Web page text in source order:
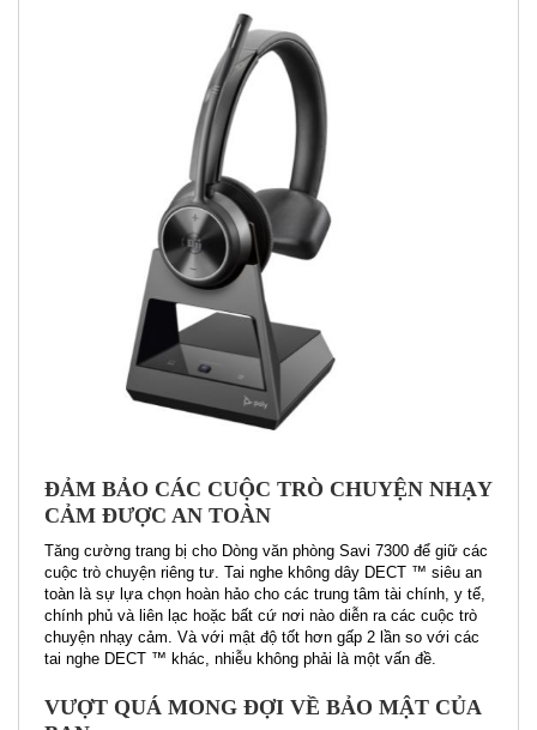
ĐẢM BẢO CÁC CUỘC TRÒ CHUYỆN NHẠY
CẢM ĐƯỢC AN TOÀN
Tăng cường trang bị cho Dòng văn phòng Savi 7300 để giữ các
cuộc trò chuyện riêng tư. Tai nghe không dây DECT ™ siêu an
toàn là sự lựa chọn hoàn hảo cho các trung tâm tài chính, y tế,
chính phủ và liên lạc hoặc bất cứ nơi nào diễn ra các cuộc trò
chuyện nhạy cảm. Và với mật độ tốt hơn gấp 2 lần so với các
tai nghe DECT ™ khác, nhiễu không phải là một vấn đề.
VƯỢT QUÁ MONG ĐỢI VỀ BẢO MẬT CỦA